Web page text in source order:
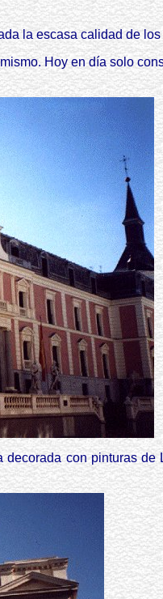
la escasa calidad de
Hoy en día solo
con pinturas de